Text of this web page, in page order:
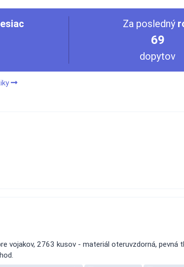
Za posledný
69
dopytov
vojakov, 2763 kusov - materiál oteruvzdorná, pevná